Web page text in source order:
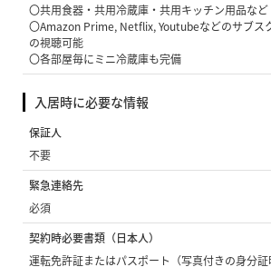
〇共用食器・共用冷蔵庫・共用キッチン用品など
〇Amazon Prime, Netflix, Youtubeなどのサブス
の視聴可能
〇各部屋毎にミニ冷蔵庫も完備
入居時に必要な情報
保証人
不要
緊急連絡先
必須
契約時必要書類（日本人）
運転免許証またはパスポート（写真付きの身分